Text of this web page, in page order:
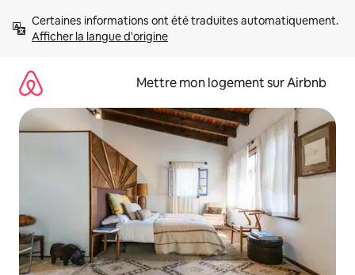
directement
Afficher la langue d'origine
Mettre mon logement sur Airbnb